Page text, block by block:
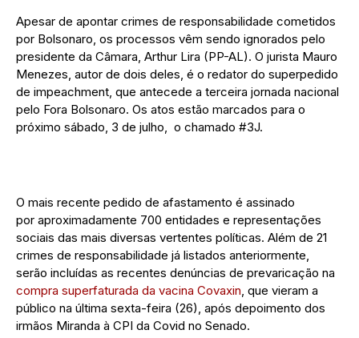
Apesar de apontar crimes de responsabilidade cometidos
por Bolsonaro, os processos vêm sendo ignorados pelo
presidente da Câmara, Arthur Lira (PP-AL). O jurista Mauro
Menezes, autor de dois deles, é o redator do superpedido
de impeachment, que antecede a terceira jornada nacional
pelo Fora Bolsonaro. Os atos estão marcados para o
próximo sábado, 3 de julho, o chamado #3J.
O mais recente pedido de afastamento é assinado
por aproximadamente 700 entidades e representações
sociais das mais diversas vertentes políticas. Além de 21
crimes de responsabilidade já listados anteriormente,
serão incluídas as recentes denúncias de prevaricação na
compra superfaturada da vacina Covaxin , que vieram a
público na última sexta-feira (26), após depoimento dos
irmãos Miranda à CPI da Covid no Senado.